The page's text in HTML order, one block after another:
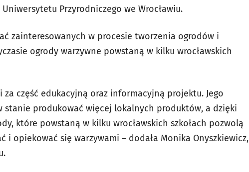
Przyrodniczego we Wrocławiu.
zainteresowanych w procesie tworzenia ogrodów i
ogrody warzywne powstaną w kilku wrocławskich
część edukacyjną oraz informacyjną projektu. Jego
stanie produkować więcej lokalnych produktów, a dzięki
które powstaną w kilku wrocławskich szkołach pozwolą
i opiekować się warzywami – dodała Monika Onyszkiewicz,